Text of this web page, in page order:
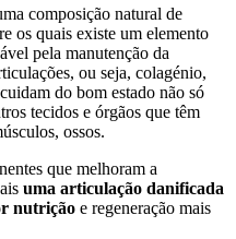
composição natural de
os quais existe um elemento
pela manutenção da
ou seja, colagénio,
do bom estado não só
tecidos e órgãos que têm
ossos.
que melhoram a
uma articulação danificada
nutrição e regeneração mais